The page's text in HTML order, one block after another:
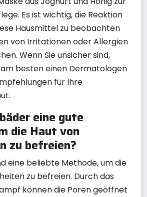
Es ist wichtig, die Reaktion
Hausmittel zu beobachten
von Irritationen oder Allergien
Wenn Sie unsicher sind,
besten einen Dermatologen
für Ihre
eine gute
die Haut von
zu befreien?
eine beliebte Methode, um die
zu befreien. Durch das
können die Poren geöffnet